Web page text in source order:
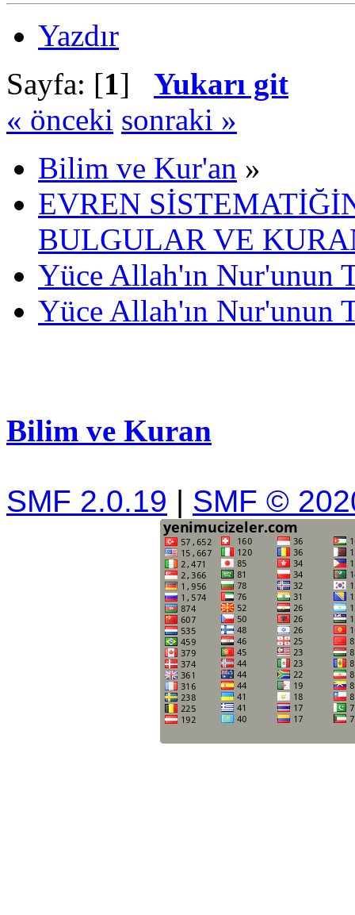
Yazdır
Sayfa: [1] Yukarı git
« önceki sonraki »
Bilim ve Kur'an »
EVREN
BULGULAR VE
Yüce Allah'ın Nur'unun
Yüce Allah'ın Nur'unun
Bilim ve Kuran
SMF 2.0.19 | SMF ©